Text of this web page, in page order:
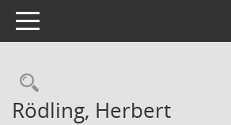
Toggle navigation
Rechercheauswahl
Rödling, Herbert